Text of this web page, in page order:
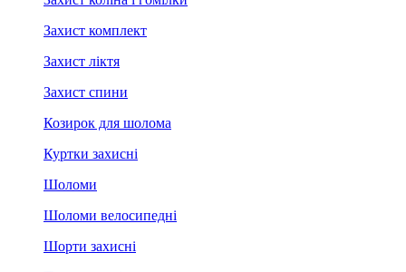
Захист комплект
Захист ліктя
Захист спини
Козирок для шолома
Куртки захисні
Шоломи
Шоломи велосипедні
Шорти захисні